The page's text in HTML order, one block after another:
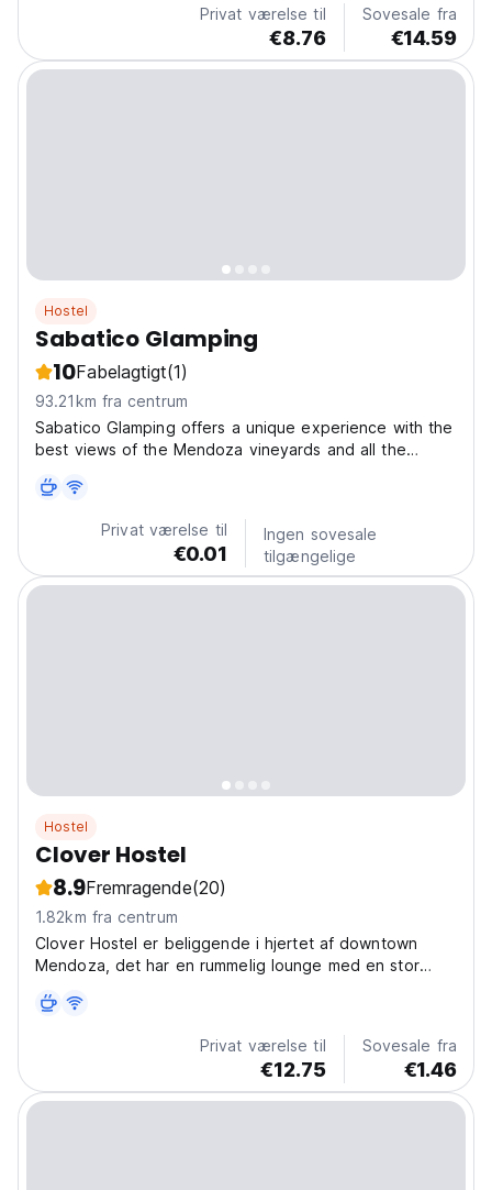
Privat værelse til
€8.76
Sovesale fra
€14.59
Hostel
Sabatico Glamping
10Fabelagtigt(1)
93.21km fra centrum
Sabatico Glamping offers a unique experience with the
best views of the Mendoza vineyards and all the
'Glamping' is a fusion of the words 'glamour' and
'camping.' It involves enjoying nature and the
experience...Privat værelse til
€0.01
Ingen sovesale
tilgængelige
Hostel
Clover Hostel
8.9Fremragende(20)
1.82km fra centrum
Clover Hostel er beliggende i hjertet af downtown
Mendoza, det har en rummelig lounge med en stor
komfortabelt, udstyret med alt hvad du behøver.
Privat værelse til
€12.75
Sovesale fra
€1.46